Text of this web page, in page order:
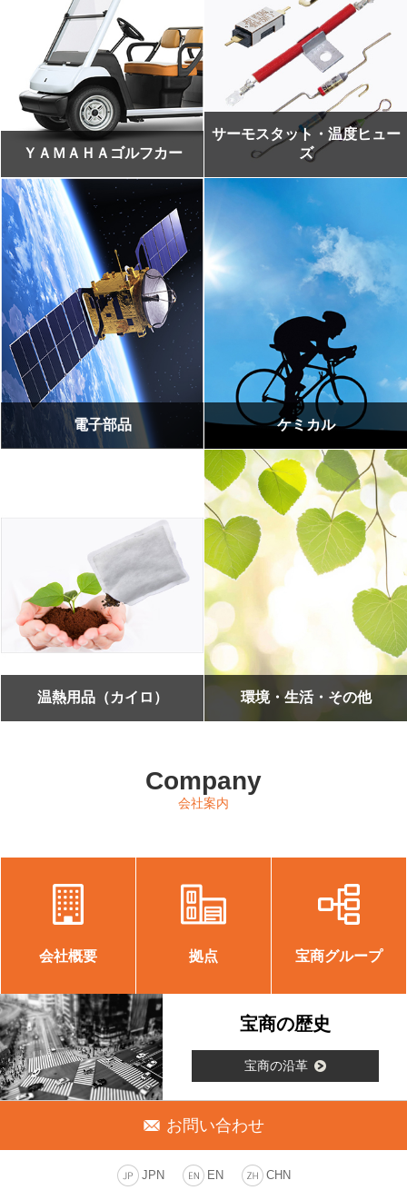
ＹＡＭＡＨＡゴルフカー
サーモスタット・温度ヒュー
ズ
電子部品 ケミカル
温熱用品（カイロ） 環境・生活・その他
Company
会社案内
会社概要 拠点 宝商グループ
宝商の歴史
宝商の沿革
お問い合わせ
JPN EN CHN